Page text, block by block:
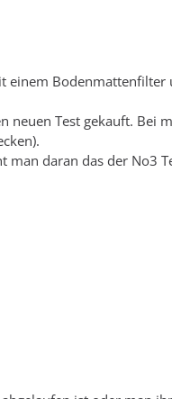
einem
Test gekauft. Bei
daran das der No3